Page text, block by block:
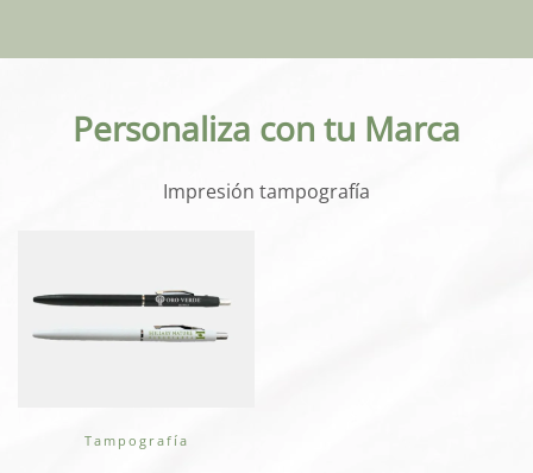
Personaliza con tu Marca
Impresión tampografía
Tampografía